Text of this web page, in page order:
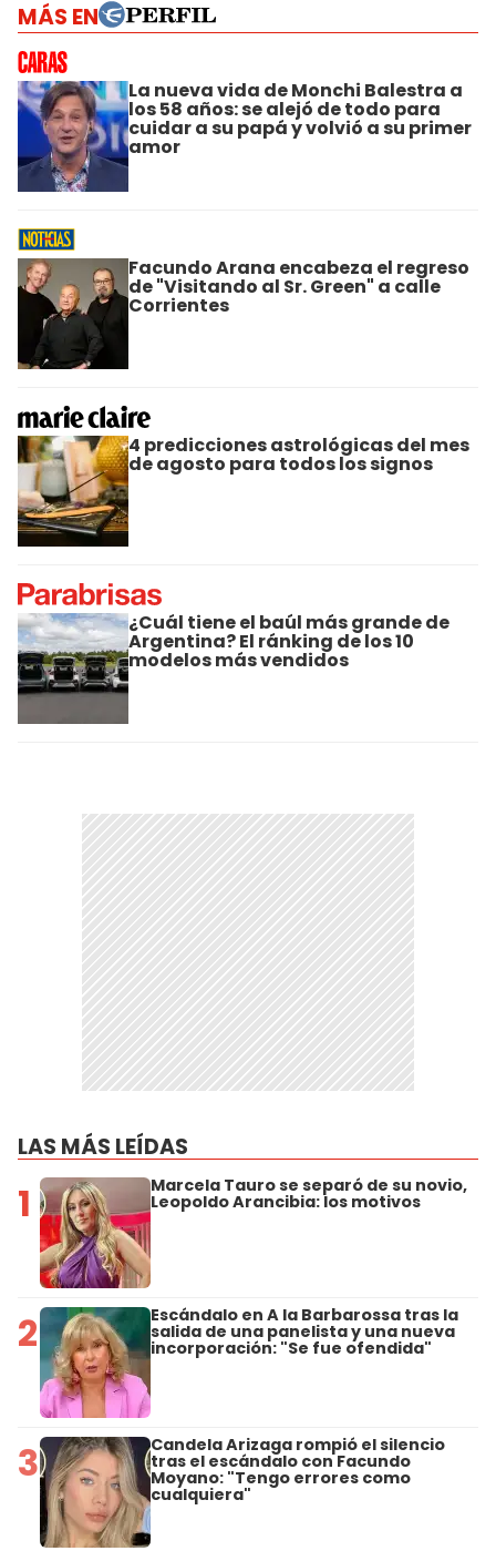
MÁS EN
La nueva vida de Monchi Balestra a
los 58 años: se alejó de todo para
cuidar a su papá y volvió a su primer
amor
Facundo Arana encabeza el regreso
de "Visitando al Sr. Green" a calle
Corrientes
4 predicciones astrológicas del mes
de agosto para todos los signos
¿Cuál tiene el baúl más grande de
Argentina? El ránking de los 10
modelos más vendidos
LAS MÁS LEÍDAS
1 Marcela Tauro se separó de su novio,
Leopoldo Arancibia: los motivos
2 Escándalo en A la Barbarossa tras la
salida de una panelista y una nueva
incorporación: "Se fue ofendida"
3 Candela Arizaga rompió el silencio
tras el escándalo con Facundo
Moyano: "Tengo errores como
cualquiera"